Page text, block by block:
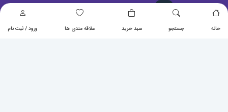
خانه جستجو سبد خرید علاقه مندی ها ورود / ثبت نام
تلگرام
پیج ساعت